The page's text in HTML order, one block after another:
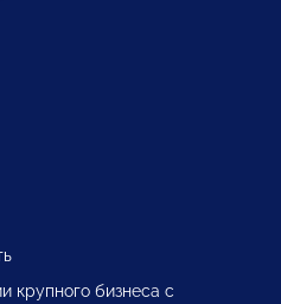
крупного бизнеса с